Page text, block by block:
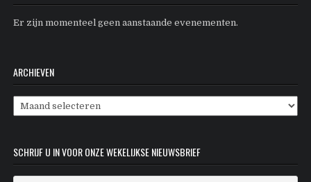
Er zijn momenteel geen aanstaande evenementen.
ARCHIEVEN
Archieven
SCHRIJF U IN VOOR ONZE WEKELIJKSE NIEUWSBRIEF